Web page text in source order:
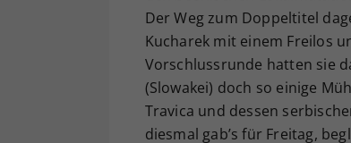
Der Weg zum Doppeltitel
Kucharek mit einem Freilos
Vorschlussrunde hatten sie
(Slowakei) doch so einige
Travica und dessen
diesmal gab’s für Freitag,